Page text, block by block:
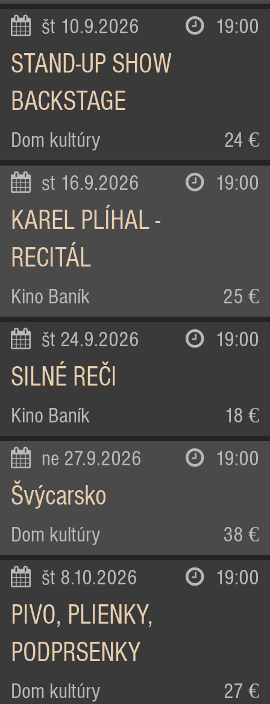
št 10.9.2026 19:00
STAND-UP SHOW
BACKSTAGE
Dom kultúry 24 €
st 16.9.2026 19:00
KAREL PLÍHAL -
RECITÁL
Kino Baník 25 €
št 24.9.2026 19:00
SILNÉ REČI
Kino Baník 18 €
ne 27.9.2026 19:00
Švýcarsko
Dom kultúry 38 €
št 8.10.2026 19:00
PIVO, PLIENKY,
PODPRSENKY
Dom kultúry 27 €